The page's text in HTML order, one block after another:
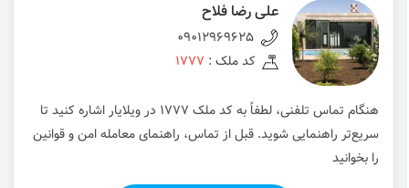
علی رضا فلاح
09012969625
کد ملک : 1777
هنگام تماس تلفنی، لطفاً به کد ملک 1777 در ویلایار اشاره کنید تا
سریع‌تر راهنمایی شوید. قبل از تماس، راهنمای معامله امن و قوانین
را بخوانید